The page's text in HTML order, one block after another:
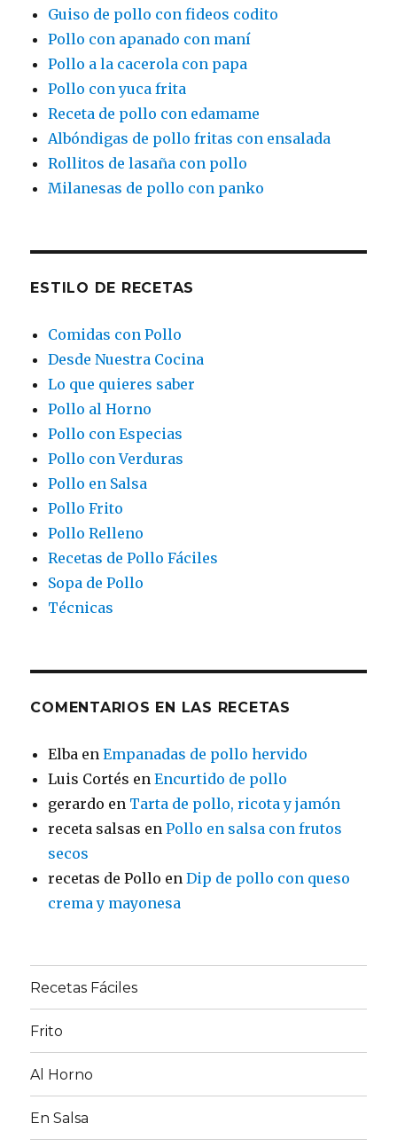
Guiso de pollo con fideos codito
Pollo con apanado con maní
Pollo a la cacerola con papa
Pollo con yuca frita
Receta de pollo con edamame
Albóndigas de pollo fritas con ensalada
Rollitos de lasaña con pollo
Milanesas de pollo con panko
ESTILO DE RECETAS
Comidas con Pollo
Desde Nuestra Cocina
Lo que quieres saber
Pollo al Horno
Pollo con Especias
Pollo con Verduras
Pollo en Salsa
Pollo Frito
Pollo Relleno
Recetas de Pollo Fáciles
Sopa de Pollo
Técnicas
COMENTARIOS EN LAS RECETAS
Elba enEmpanadas de pollo hervido
Luis Cortés enEncurtido de pollo
gerardo en Tarta de pollo, ricota y jamón
receta salsas enPollo en salsa con frutos
secos
recetas de Pollo enDip de pollo con queso
crema y mayonesa
Recetas Fáciles
Frito
Al Horno
En Salsa